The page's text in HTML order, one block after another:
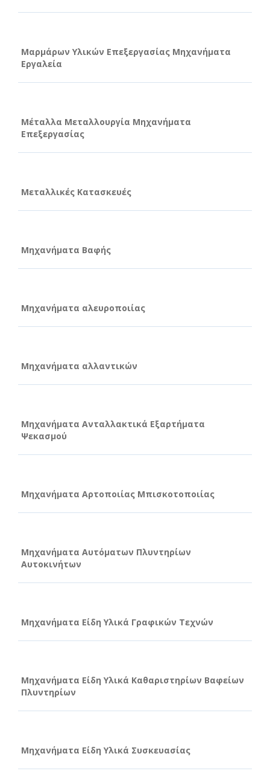
Μαρμάρων Υλικών Επεξεργασίας Μηχανήματα
Εργαλεία
Μέταλλα Μεταλλουργία Μηχανήματα
Επεξεργασίας
Μεταλλικές Κατασκευές
Μηχανήματα Βαφής
Μηχανήματα αλευροποιίας
Μηχανήματα αλλαντικών
Μηχανήματα Ανταλλακτικά Εξαρτήματα
Ψεκασμού
Μηχανήματα Αρτοποιίας Μπισκοτοποιίας
Μηχανήματα Αυτόματων Πλυντηρίων
Αυτοκινήτων
Μηχανήματα Είδη Υλικά Γραφικών Τεχνών
Μηχανήματα Είδη Υλικά Καθαριστηρίων Βαφείων
Πλυντηρίων
Μηχανήματα Είδη Υλικά Συσκευασίας